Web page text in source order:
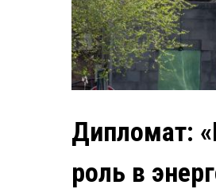
Дипломат:
роль в